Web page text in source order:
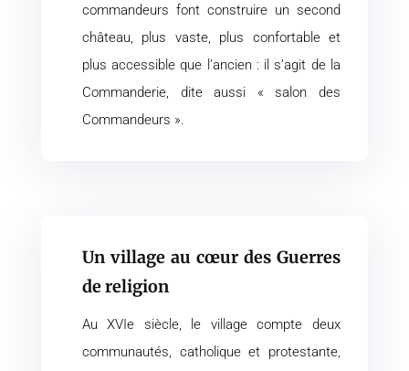
commandeurs font construire un second
château, plus vaste, plus confortable et
plus accessible que l’ancien : il s’agit de la
Commanderie, dite aussi « salon des
Commandeurs ».
Un village au cœur des Guerres
de religion
Au XVIe siècle, le village compte deux
communautés, catholique et protestante,